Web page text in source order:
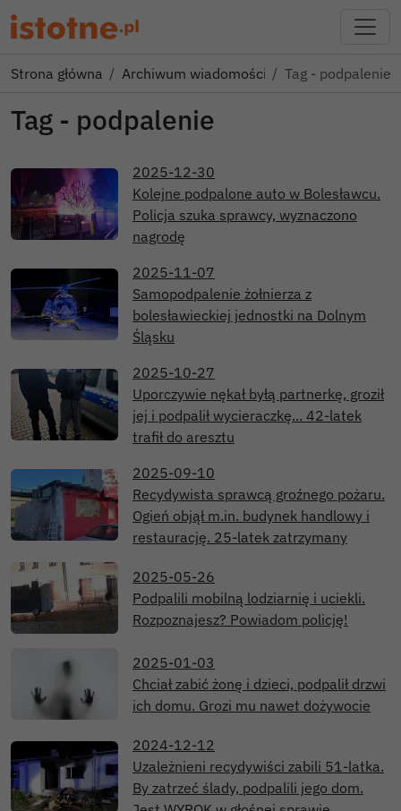
Strona główna Archiwum wiadomości Tag - podpalenie
Tag - podpalenie
2025-12-30
Kolejne podpalone auto w Bolesławcu.
Policja szuka sprawcy, wyznaczono
nagrodę
2025-11-07
Samopodpalenie żołnierza z
bolesławieckiej jednostki na Dolnym
Śląsku
2025-10-27
Uporczywie nękał byłą partnerkę, groził
jej i podpalił wycieraczkę... 42-latek
trafił do aresztu
2025-09-10
Recydywista sprawcą groźnego pożaru.
Ogień objął m.in. budynek handlowy i
restaurację. 25-latek zatrzymany
2025-05-26
Podpalili mobilną lodziarnię i uciekli.
Rozpoznajesz? Powiadom policję!
2025-01-03
Chciał zabić żonę i dzieci, podpalił drzwi
ich domu. Grozi mu nawet dożywocie
2024-12-12
Uzależnieni recydywiści zabili 51-latka.
By zatrzeć ślady, podpalili jego dom.